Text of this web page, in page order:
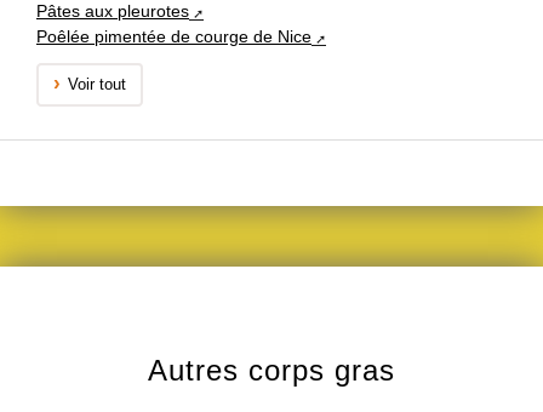
Pâtes aux pleurotes
Poêlée pimentée de courge de Nice
Voir tout
Autres corps gras